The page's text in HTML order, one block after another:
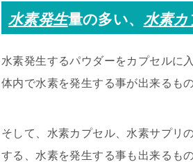
水素発生量の多い、 水素カ
水素発生するパウダーをカプセルに
体内で水素を発生する事が出来るも
そして、水素カプセル、水素サプリ
する、水素を発生する事も出来るも